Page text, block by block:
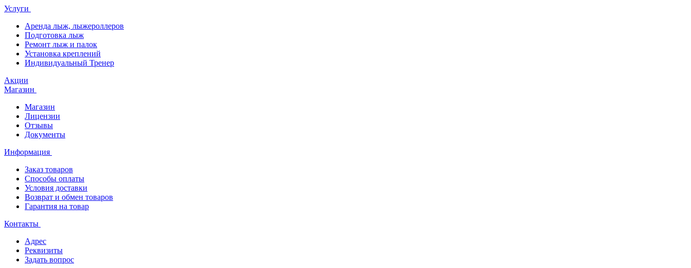
Услуги
Аренда лыж, лыжероллеров
Подготовка лыж
Ремонт лыж и палок
Установка креплений
Индивидуальный Тренер
Акции
Магазин
Магазин
Лицензии
Отзывы
Документы
Информация
Заказ товаров
Способы оплаты
Условия доставки
Возврат и обмен товаров
Гарантия на товар
Контакты
Адрес
Реквизиты
Задать вопрос